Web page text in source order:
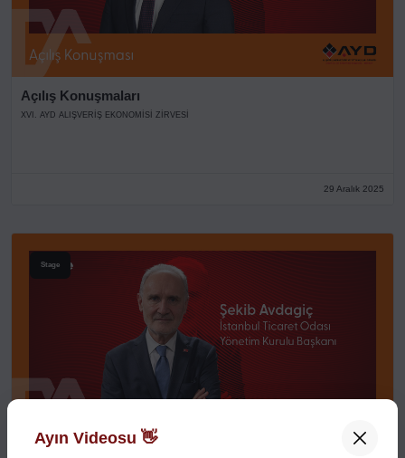
Açılış Konuşmaları
XVI. AYD ALIŞVERİŞ EKONOMİSİ ZİRVESİ
29 Aralık 2025
Stage
Ayın Videosu 👋